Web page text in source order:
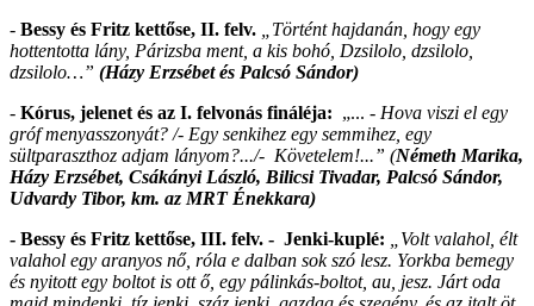
- Bessy és Fritz kettőse, II. felv.
„Történt hajdanán, hogy egy
hottentotta lány, Párizsba ment, a kis bohó, Dzsilolo, dzsilolo,
dzsilolo…” (Házy Erzsébet és Palcsó Sándor)
- Kórus, jelenet és az I. felvonás fináléja: „... - Hova viszi el egy
gróf menyasszonyát? /- Egy senkihez egy semmihez, egy
sültparaszthoz adjam lányom?.../- Követelem!...” (Németh Marika,
Házy Erzsébet, Csákányi László, Bilicsi Tivadar, Palcsó Sándor,
Udvardy Tibor, km. az MRT Énekkara)
- Bessy és Fritz kettőse, III. felv. - Jenki-kuplé:
„Volt valahol, élt
valahol egy aranyos nő, róla e dalban sok szó lesz. Yorkba bemegy
és nyitott egy boltot is ott ő, egy pálinkás-boltot, au, jesz. Járt oda